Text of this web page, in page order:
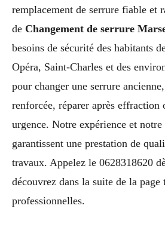
remplacement de serrure fiable et
de Changement de serrure
besoins de sécurité des habitants
Opéra, Saint-Charles et des
pour changer une serrure
renforcée, réparer après effraction
urgence. Notre expérience et
garantissent une prestation de
travaux. Appelez le 0628318620
découvrez dans la suite de la page
professionnelles.